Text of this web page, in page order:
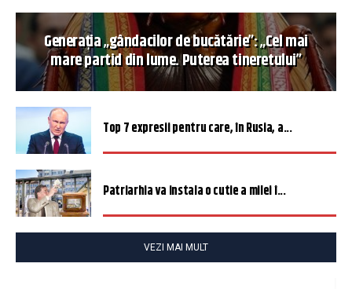
Generația „gândacilor de bucătărie”: „Cel mai
mare partid din lume. Puterea tineretului”
Top 7 expresii pentru care, în Rusia, a...
Patriarhia va instala o cutie a milei î...
VEZI MAI MULT